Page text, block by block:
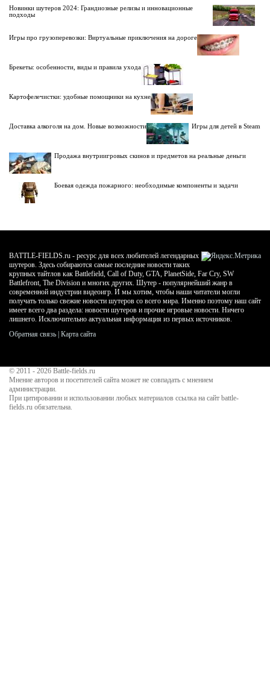
Новинки шутеров 2024: Грандиозные релизы и инновационные
подходы
Игры про грузоперевозки: Виртуальные приключения на дороге
Брекеты: особенности, виды и правила ухода
Картофелечистки: удобные помощники на кухне
Доставка алкоголя на дом. Новые возможности Игры для детей в Steam
Продажа внутриигровых скинов и предметов на реальные деньги
Боевая одежда пожарного: необходимые компоненты и задачи
BATTLE-FIELDS.ru - ресурс для всех любителей легендарных
шутеров. Здесь собираются самые последние новости таких
крупных тайтлов как Battlefield, Call of Duty, GTA, PlanetSide, Far Cry, SW
Battlefront, The Division и многих других. Шутер - популярнейший жанр в
современной индустрии видеоигр. И мы хотим, чтобы наши читатели могли
получать только свежие новости шутеров со всего мира. Именно поэтому наш сайт
имеет всего два раздела: новости шутеров и прочие игровые новости. Ничего
лишнего. Исключительно актуальная информация из первых источников.
Обратная связь Карта сайта
© 2011 - 2026 Battle-fields.ru
Мнение авторов и посетителей сайта может не совпадать с мнением
администрации.
При цитировании и использовании любых материалов ссылка на сайт battle-
fields.ru обязательна.